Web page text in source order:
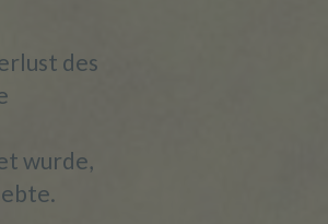
des
wurde,
ihre